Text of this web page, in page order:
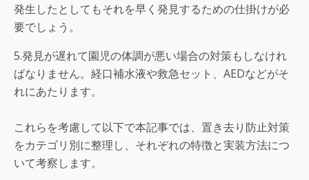
発生したとしてもそれを早く発見するための仕掛けが必
要でしょう。
5.発見が遅れて園児の体調が悪い場合の対策もしなけれ
ばなりません。経口補水液や救急セット、AEDなどがそ
れにあたります。
これらを考慮して以下で本記事では、置き去り防止対策
をカテゴリ別に整理し、それぞれの特徴と実装方法につ
いて考察します。